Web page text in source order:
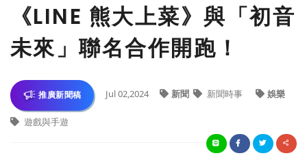
《LINE 熊大上菜》與「初音
未來」聯名合作開跑！
推廣新聞稿 Jul 02,2024 新聞 新聞時事 娛樂
遊戲與手遊